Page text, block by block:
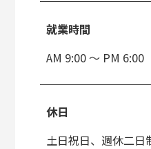
就業時間
AM 9:00 ～ PM 6:00
休日
土日祝日、週休二日